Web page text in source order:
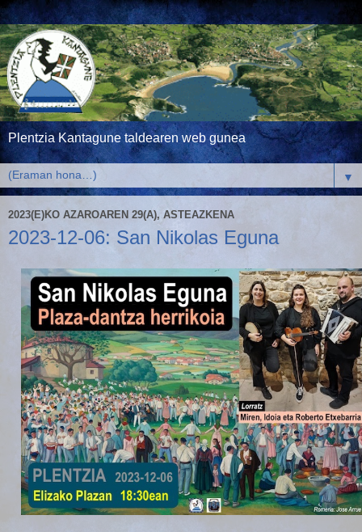
Plentzia Kantagune taldearen web gunea
▼
2023(E)KO AZAROAREN 29(A), ASTEAZKENA
2023-12-06: San Nikolas Eguna